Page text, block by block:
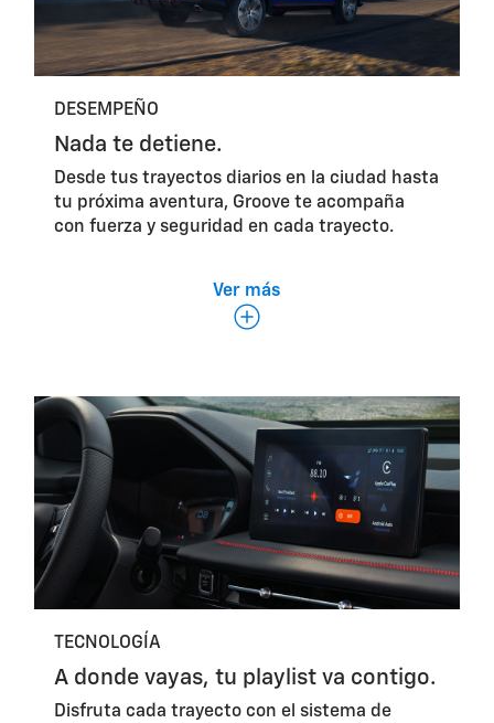
DESEMPEÑO
Nada te detiene.
Desde tus trayectos diarios en la ciudad hasta
tu próxima aventura, Groove te acompaña
con fuerza y seguridad en cada trayecto.
Ver más
TECNOLOGÍA
A donde vayas, tu playlist va contigo.
Disfruta cada trayecto con el sistema de